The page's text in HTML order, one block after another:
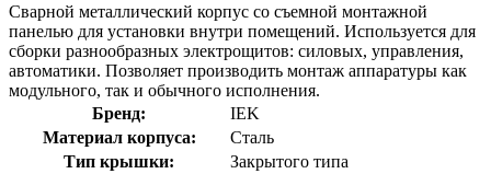
Сварной металлический корпус со съемной монтажной
панелью для установки внутри помещений. Используется для
сборки разнообразных электрощитов: силовых, управления,
автоматики. Позволяет производить монтаж аппаратуры как
модульного, так и обычного исполнения.
Бренд:
IEK
Материал корпуса:
Сталь
Тип крышки:
Закрытого типа